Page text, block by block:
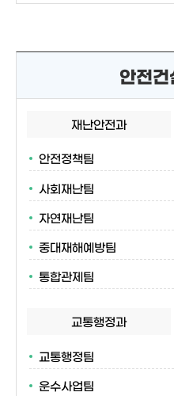
안전건
재난안전과
안전정책팀
사회재난팀
자연재난팀
중대재해예방팀
통합관제팀
교통행정과
교통행정팀
운수사업팀